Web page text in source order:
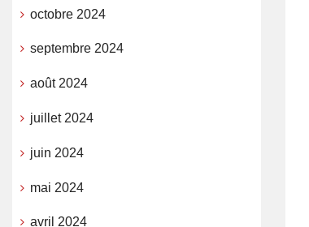
octobre 2024
septembre 2024
août 2024
juillet 2024
juin 2024
mai 2024
avril 2024